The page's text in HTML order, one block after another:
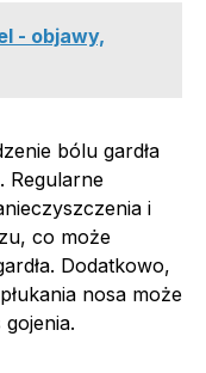
- objawy,
bólu gardła
. Regularne
i
co może
Dodatkowo,
nosa może